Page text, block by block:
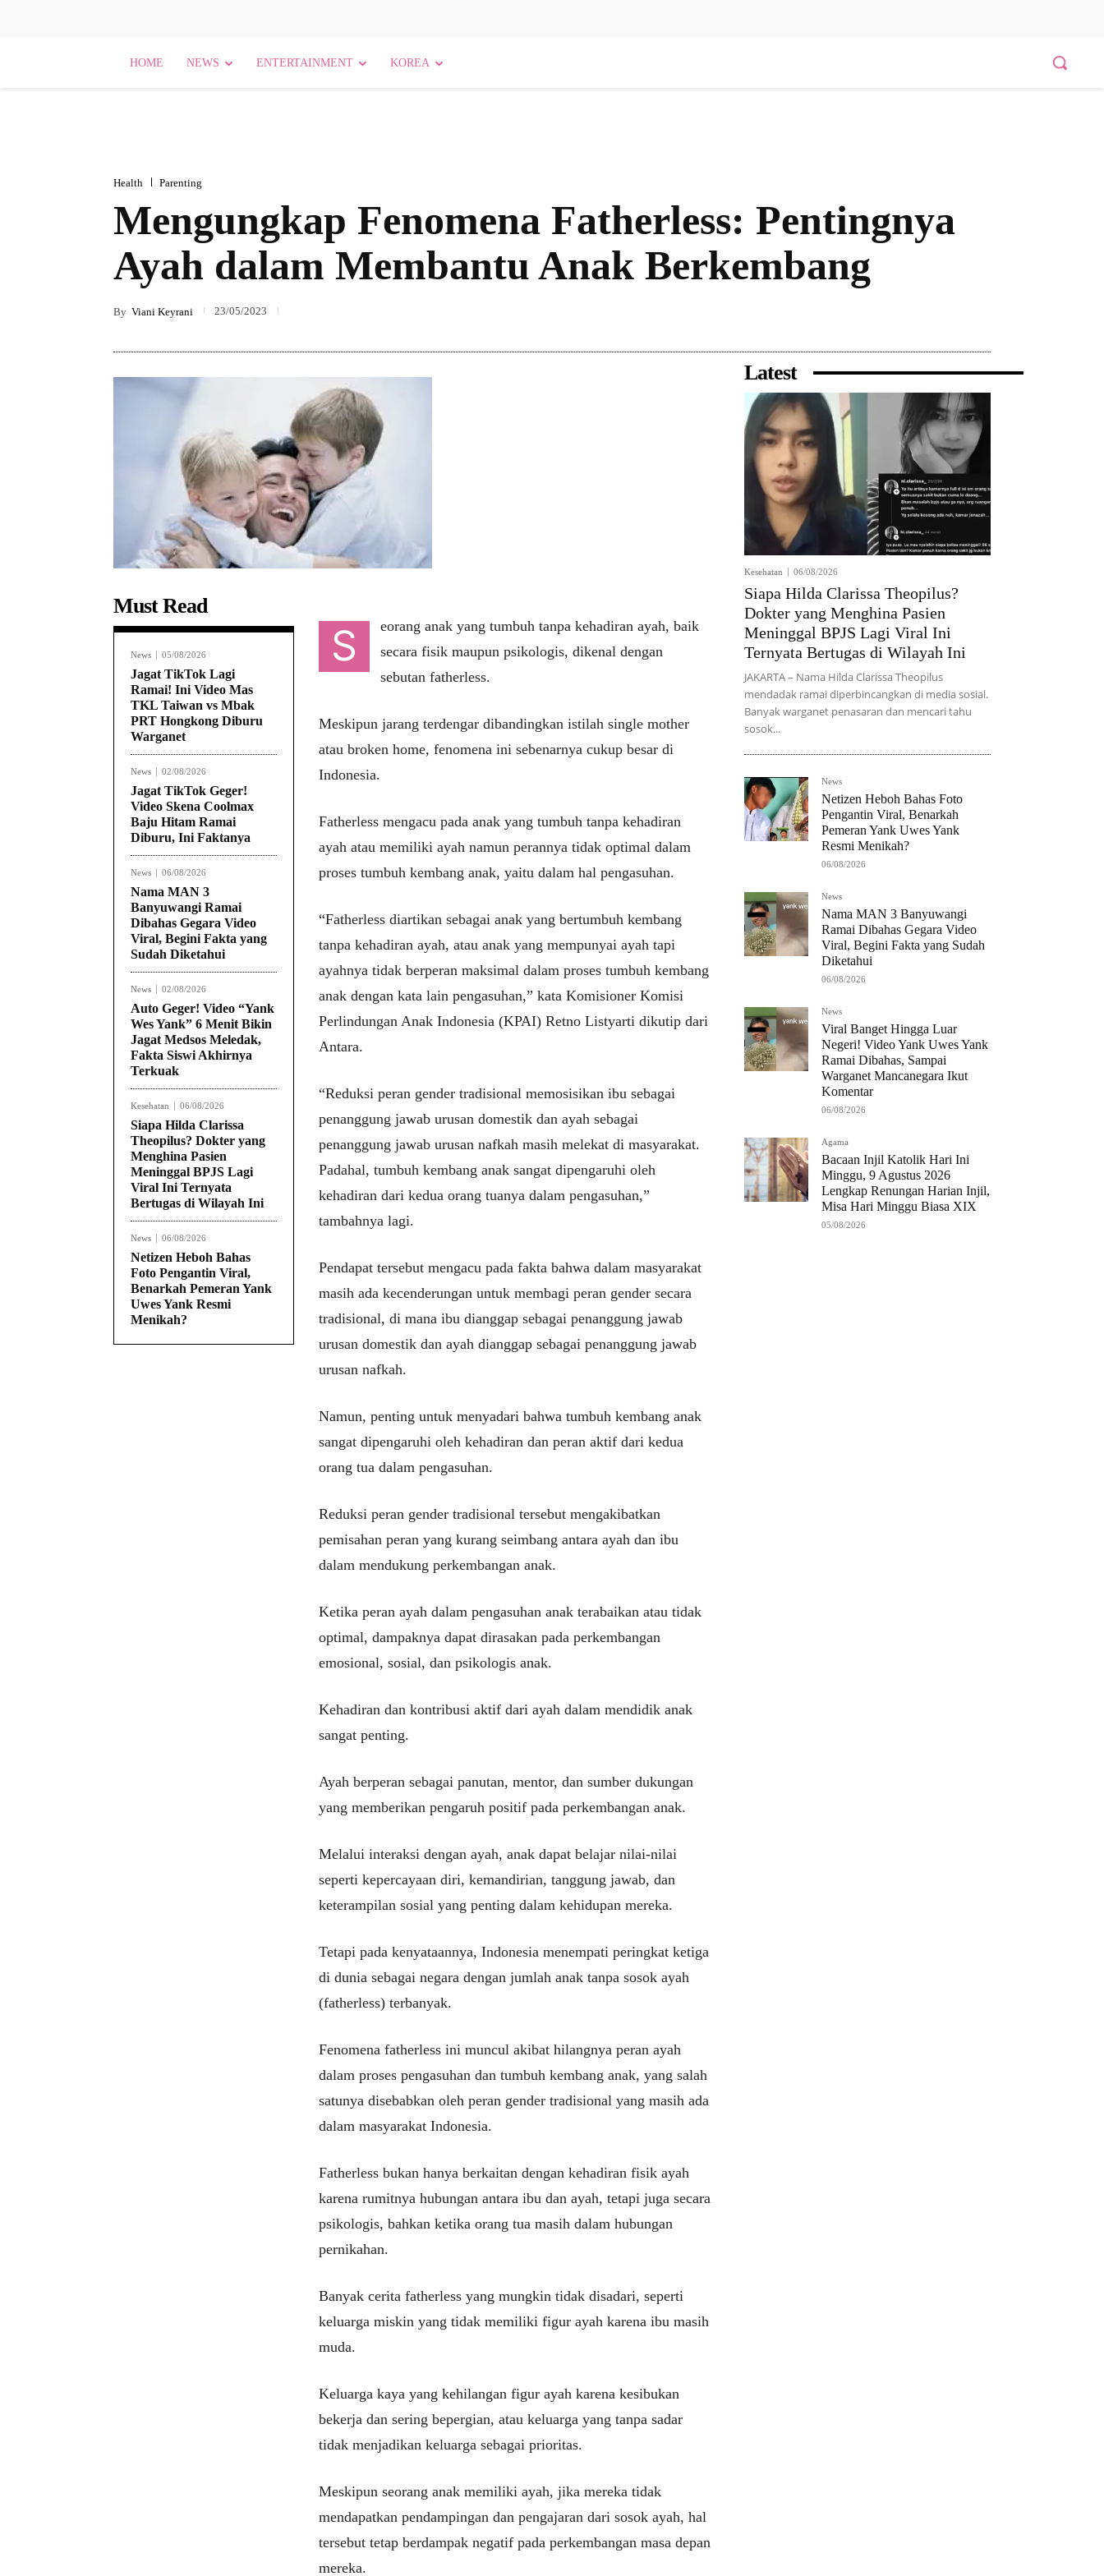
HOME NEWS ENTERTAINMENT KOREA
Health Parenting
Mengungkap Fenomena Fatherless: Pentingnya
Ayah dalam Membantu Anak Berkembang
By Viani Keyrani 23/05/2023
Must Read
News 05/08/2026
Jagat TikTok Lagi
Ramai! Ini Video Mas
TKL Taiwan vs Mbak
PRT Hongkong Diburu
Warganet
News 02/08/2026
Jagat TikTok Geger!
Video Skena Coolmax
Baju Hitam Ramai
Diburu, Ini Faktanya
News 06/08/2026
Nama MAN 3
Banyuwangi Ramai
Dibahas Gegara Video
Viral, Begini Fakta yang
Sudah Diketahui
News 02/08/2026
Auto Geger! Video “Yank
Wes Yank” 6 Menit Bikin
Jagat Medsos Meledak,
Fakta Siswi Akhirnya
Terkuak
Kesehatan 06/08/2026
Siapa Hilda Clarissa
Theopilus? Dokter yang
Menghina Pasien
Meninggal BPJS Lagi
Viral Ini Ternyata
Bertugas di Wilayah Ini
News 06/08/2026
Netizen Heboh Bahas
Foto Pengantin Viral,
Benarkah Pemeran Yank
Uwes Yank Resmi
Menikah?
S
eorang anak yang tumbuh tanpa kehadiran ayah, baik
secara fisik maupun psikologis, dikenal dengan
sebutan fatherless.
Meskipun jarang terdengar dibandingkan istilah single mother
atau broken home, fenomena ini sebenarnya cukup besar di
Indonesia.
Fatherless mengacu pada anak yang tumbuh tanpa kehadiran
ayah atau memiliki ayah namun perannya tidak optimal dalam
proses tumbuh kembang anak, yaitu dalam hal pengasuhan.
“Fatherless diartikan sebagai anak yang bertumbuh kembang
tanpa kehadiran ayah, atau anak yang mempunyai ayah tapi
ayahnya tidak berperan maksimal dalam proses tumbuh kembang
anak dengan kata lain pengasuhan,” kata Komisioner Komisi
Perlindungan Anak Indonesia (KPAI) Retno Listyarti dikutip dari
Antara.
“Reduksi peran gender tradisional memosisikan ibu sebagai
penanggung jawab urusan domestik dan ayah sebagai
penanggung jawab urusan nafkah masih melekat di masyarakat.
Padahal, tumbuh kembang anak sangat dipengaruhi oleh
kehadiran dari kedua orang tuanya dalam pengasuhan,”
tambahnya lagi.
Pendapat tersebut mengacu pada fakta bahwa dalam masyarakat
masih ada kecenderungan untuk membagi peran gender secara
tradisional, di mana ibu dianggap sebagai penanggung jawab
urusan domestik dan ayah dianggap sebagai penanggung jawab
urusan nafkah.
Namun, penting untuk menyadari bahwa tumbuh kembang anak
sangat dipengaruhi oleh kehadiran dan peran aktif dari kedua
orang tua dalam pengasuhan.
Reduksi peran gender tradisional tersebut mengakibatkan
pemisahan peran yang kurang seimbang antara ayah dan ibu
dalam mendukung perkembangan anak.
Ketika peran ayah dalam pengasuhan anak terabaikan atau tidak
optimal, dampaknya dapat dirasakan pada perkembangan
emosional, sosial, dan psikologis anak.
Kehadiran dan kontribusi aktif dari ayah dalam mendidik anak
sangat penting.
Ayah berperan sebagai panutan, mentor, dan sumber dukungan
yang memberikan pengaruh positif pada perkembangan anak.
Melalui interaksi dengan ayah, anak dapat belajar nilai-nilai
seperti kepercayaan diri, kemandirian, tanggung jawab, dan
keterampilan sosial yang penting dalam kehidupan mereka.
Tetapi pada kenyataannya, Indonesia menempati peringkat ketiga
di dunia sebagai negara dengan jumlah anak tanpa sosok ayah
(fatherless) terbanyak.
Fenomena fatherless ini muncul akibat hilangnya peran ayah
dalam proses pengasuhan dan tumbuh kembang anak, yang salah
satunya disebabkan oleh peran gender tradisional yang masih ada
dalam masyarakat Indonesia.
Fatherless bukan hanya berkaitan dengan kehadiran fisik ayah
karena rumitnya hubungan antara ibu dan ayah, tetapi juga secara
psikologis, bahkan ketika orang tua masih dalam hubungan
pernikahan.
Banyak cerita fatherless yang mungkin tidak disadari, seperti
keluarga miskin yang tidak memiliki figur ayah karena ibu masih
muda.
Keluarga kaya yang kehilangan figur ayah karena kesibukan
bekerja dan sering bepergian, atau keluarga yang tanpa sadar
tidak menjadikan keluarga sebagai prioritas.
Meskipun seorang anak memiliki ayah, jika mereka tidak
mendapatkan pendampingan dan pengajaran dari sosok ayah, hal
tersebut tetap berdampak negatif pada perkembangan masa depan
mereka.
Latest
Kesehatan 06/08/2026
Siapa Hilda Clarissa Theopilus?
Dokter yang Menghina Pasien
Meninggal BPJS Lagi Viral Ini
Ternyata Bertugas di Wilayah Ini
JAKARTA – Nama Hilda Clarissa Theopilus
mendadak ramai diperbincangkan di media sosial.
Banyak warganet penasaran dan mencari tahu
sosok...
News
Netizen Heboh Bahas Foto
Pengantin Viral, Benarkah
Pemeran Yank Uwes Yank
Resmi Menikah?
06/08/2026
News
Nama MAN 3 Banyuwangi
Ramai Dibahas Gegara Video
Viral, Begini Fakta yang Sudah
Diketahui
06/08/2026
News
Viral Banget Hingga Luar
Negeri! Video Yank Uwes Yank
Ramai Dibahas, Sampai
Warganet Mancanegara Ikut
Komentar
06/08/2026
Agama
Bacaan Injil Katolik Hari Ini
Minggu, 9 Agustus 2026
Lengkap Renungan Harian Injil,
Misa Hari Minggu Biasa XIX
05/08/2026